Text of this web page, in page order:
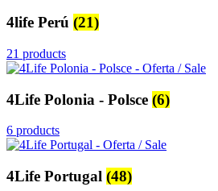
4life Perú (21)
21 products
4Life Polonia - Polsce (6)
6 products
4Life Portugal (48)